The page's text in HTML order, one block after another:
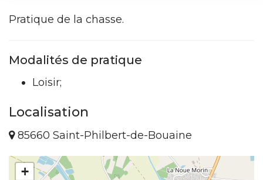
Pratique de la chasse.
Modalités de pratique
Loisir;
Localisation
85660 Saint-Philbert-de-Bouaine
+